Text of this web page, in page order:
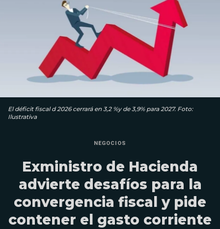
El déficit fiscal d 2026 cerrará en 3,2 %y de 3,9% para 2027. Foto:
Ilustrativa
NEGOCIOS
Exministro de Hacienda
advierte desafíos para la
convergencia fiscal y pide
contener el gasto corriente